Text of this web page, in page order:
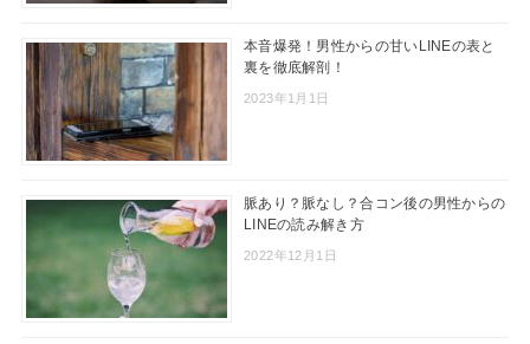
本音爆発！男性からの甘いLINEの表と
裏を徹底解剖！
2023年1月1日
脈あり？脈なし？合コン後の男性からの
LINEの読み解き方
2022年12月1日